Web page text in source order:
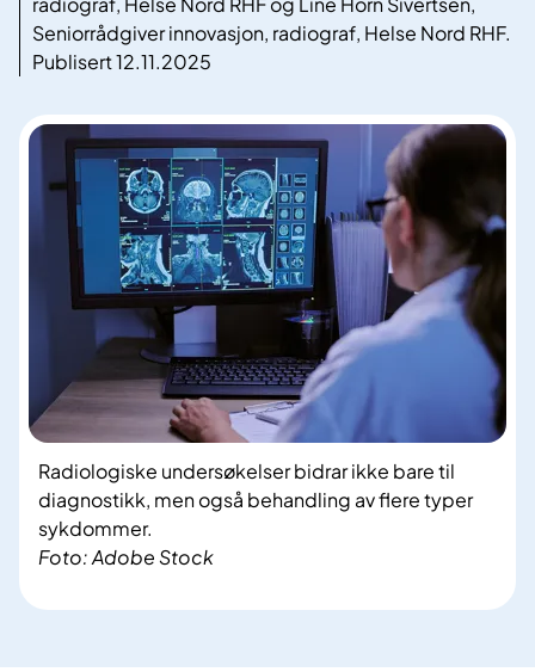
Seniorrådgiver innovasjon, radiograf, Helse Nord RHF.
Publisert 12.11.2025
Foto: Adobe Stock
Radiologiske undersøkelser bidrar ikke bare til
diagnostikk, men også behandling av flere typer
sykdommer.